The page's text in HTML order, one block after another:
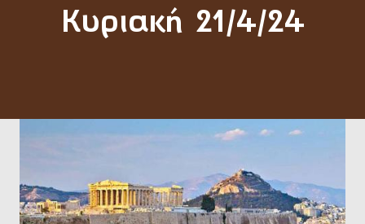
Κυριακή 21/4/24